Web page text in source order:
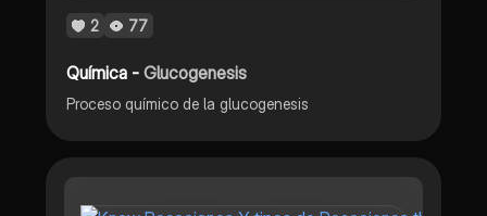
2 77
Química -Glucogenesis
Proceso químico de la glucogenesis